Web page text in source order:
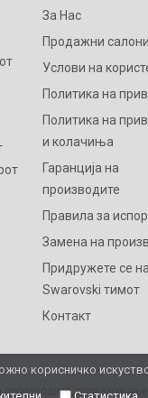
корисничко
За Нас
Продажни салони
Услови на
Политика на
Политика на
и колачиња
Гаранција на
производите
Правила за
Замена на
Придружете се на
Swarovski тимот
Контакт